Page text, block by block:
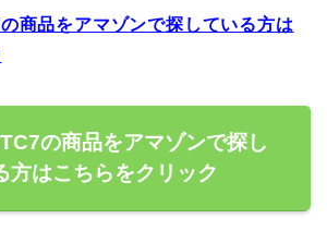
商品をアマゾンで探している方は
の商品をアマゾンで探し
方はこちらをクリック